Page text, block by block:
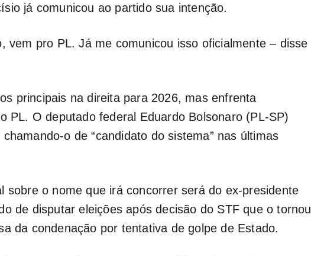
já comunicou ao partido sua intenção.
vem pro PL. Já me comunicou isso oficialmente – disse
principais na direita para 2026, mas enfrenta
PL. O deputado federal Eduardo Bolsonaro (PL-SP)
o de “candidato do sistema” nas últimas
sobre o nome que irá concorrer será do ex-presidente
de disputar eleições após decisão do STF que o tornou
da condenação por tentativa de golpe de Estado.